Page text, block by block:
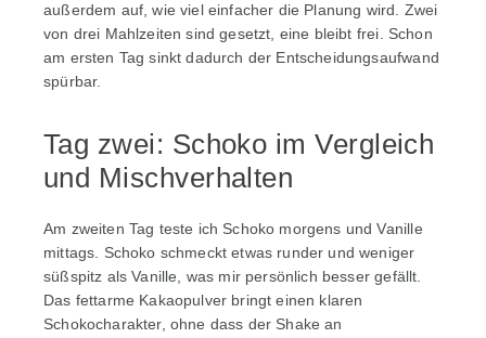
außerdem auf, wie viel einfacher die Planung wird. Zwei
von drei Mahlzeiten sind gesetzt, eine bleibt frei. Schon
am ersten Tag sinkt dadurch der Entscheidungsaufwand
spürbar.
Tag zwei: Schoko im Vergleich
und Mischverhalten
Am zweiten Tag teste ich Schoko morgens und Vanille
mittags. Schoko schmeckt etwas runder und weniger
süßspitz als Vanille, was mir persönlich besser gefällt.
Das fettarme Kakaopulver bringt einen klaren
Schokocharakter, ohne dass der Shake an